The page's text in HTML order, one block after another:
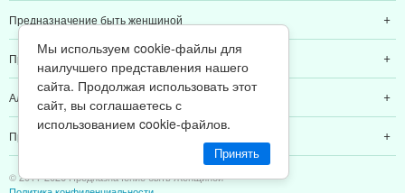
Предназначение быть женщиной
Предназначение быть мамой
Алексей Валяев
Предназначение быть папой
© 2011-2026 Предназначение быть Женщиной
Мы используем cookie-файлы для
наилучшего представления нашего
сайта. Продолжая использовать этот
сайт, вы соглашаетесь с
использованием cookie-файлов.
Принять